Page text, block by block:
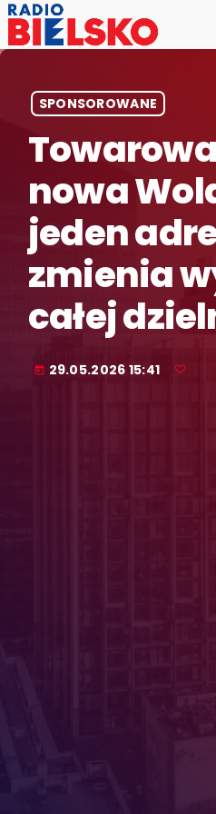
SPONSOROWANE
nowa
jeden
zmienia
całej
today 29.05.2026 15:41